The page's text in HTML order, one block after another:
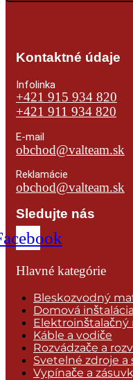
Kontaktné údaje
Infolinka
+421 915 934 820
+421 911 934 820
E-mail
obchod@valteam.sk
Reklamácie
obchod@valteam.sk
Sledujte nás
Hlavné kategórie
Bleskozvodný
Domová
Elektroinštalačný
Káble a vodiče
Rozvádzače a
Svetelné zdroje a
Vypínače a